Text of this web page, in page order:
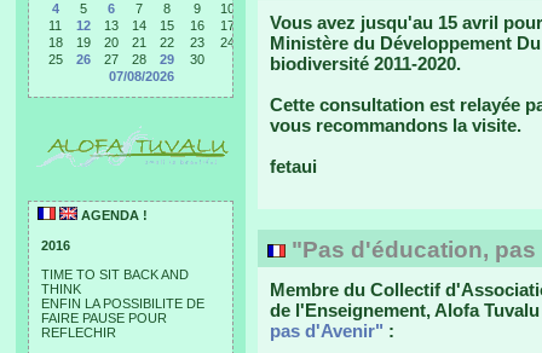
4
5 6 7 8 9
10
11
12 13 14 15 16
17
18
19 20 21 22 23
24
25
26 27 28 29
30
07/08/2026
AGENDA !
2016
TIME TO SIT BACK AND
THINK
ENFIN LA POSSIBILITE DE
FAIRE PAUSE POUR
REFLECHIR
Vous avez jusqu'au 15 avril
Ministère du Développement
biodiversité 2011-2020.
Cette consultation est relayée
vous recommandons la visite.
fetaui
"Pas d'éducation,
Membre du Collectif
de l'Enseignement, Alofa
pas d'Avenir" :